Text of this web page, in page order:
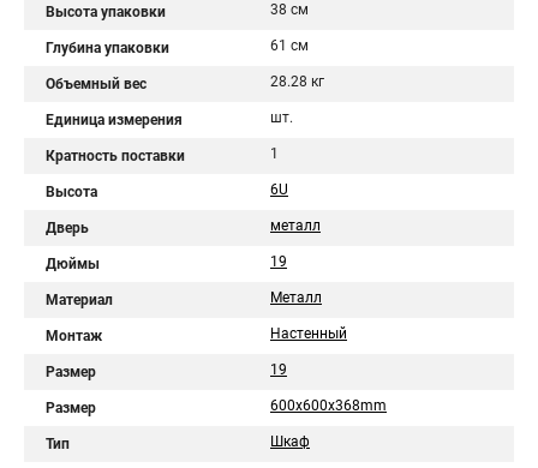
Высота упаковки 38 см
Глубина упаковки 61 см
Объемный вес 28.28 кг
Единица измерения шт.
Кратность поставки 1
Высота 6U
Дверь металл
Дюймы 19
Материал Металл
Монтаж Настенный
Размер 19
Размер 600x600x368mm
Тип Шкаф